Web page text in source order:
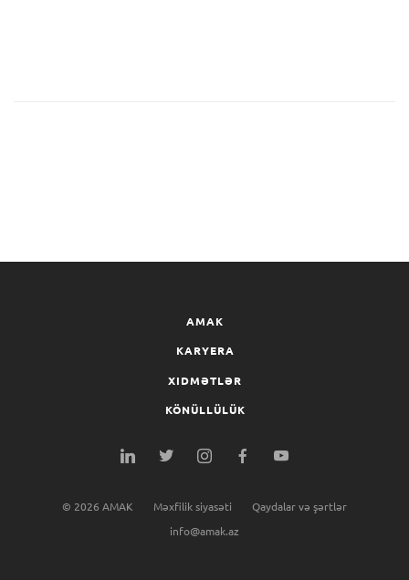
AMAK
KARYERA
XIDMƏTLƏR
KÖNÜLLÜLÜK
© 2026 AMAK Məxfilik siyasəti Qaydalar və şərtlər
info@amak.az